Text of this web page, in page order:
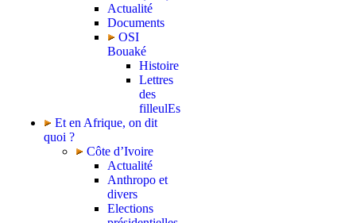
Actualité
Documents
OSI
Bouaké
Histoire
Lettres
des
filleulEs
Et en Afrique, on dit
quoi ?
Côte d’Ivoire
Actualité
Anthropo et
divers
Elections